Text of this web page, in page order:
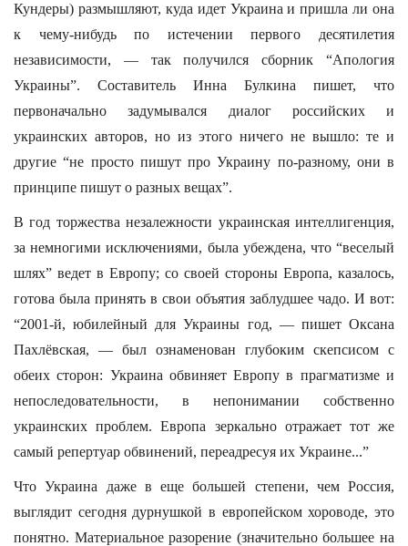
Кундеры) размышляют, куда идет Украина и пришла ли она
к чему-нибудь по истечении первого десятилетия
независимости, — так получился сборник “Апология
Украины”. Составитель Инна Булкина пишет, что
первоначально задумывался диалог российских и
украинских авторов, но из этого ничего не вышло: те и
другие “не просто пишут про Украину по-разному, они в
принципе пишут о разных вещах”.
В год торжества незалежности украинская интеллигенция,
за немногими исключениями, была убеждена, что “веселый
шлях” ведет в Европу; со своей стороны Европа, казалось,
готова была принять в свои объятия заблудшее чадо. И вот:
“2001-й, юбилейный для Украины год, — пишет Оксана
Пахлёвская, — был ознаменован глубоким скепсисом с
обеих сторон: Украина обвиняет Европу в прагматизме и
непоследовательности, в непонимании собственно
украинских проблем. Европа зеркально отражает тот же
самый репертуар обвинений, переадресуя их Украине...”
Что Украина даже в еще большей степени, чем Россия,
выглядит сегодня дурнушкой в европейском хороводе, это
понятно. Материальное разорение (значительно большее на